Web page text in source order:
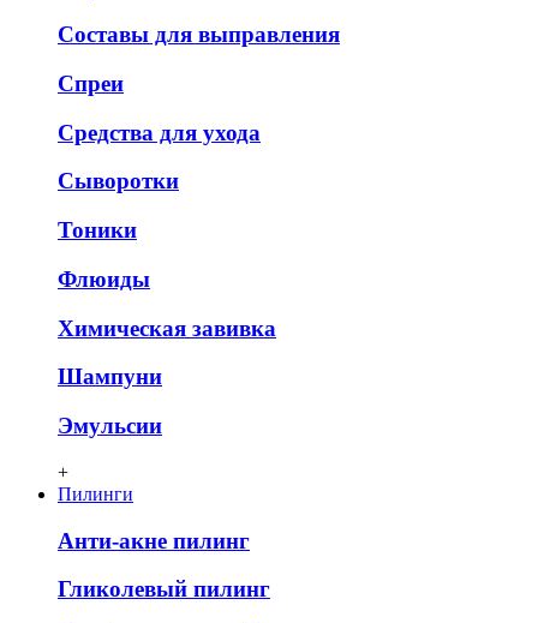
Составы для выправления
Спреи
Средства для ухода
Сыворотки
Тоники
Флюиды
Химическая завивка
Шампуни
Эмульсии
+
Пилинги
Анти-акне пилинг
Гликолевый пилинг